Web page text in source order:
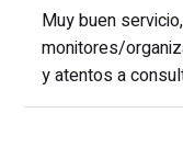
Muy buen
monitores/
y atentos a